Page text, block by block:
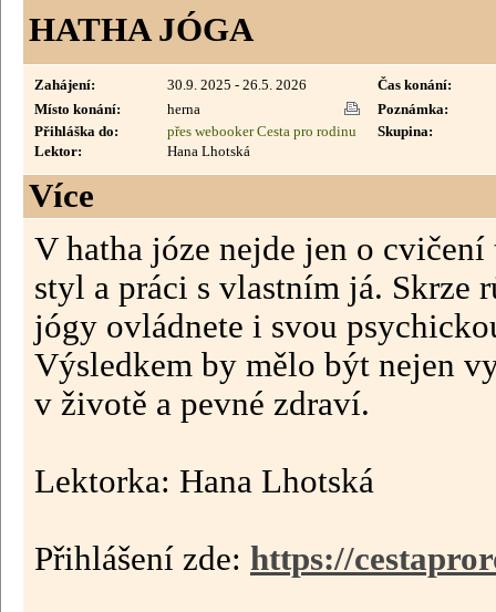
HATHA JÓGA
Zahájení: 30.9. 2025 - 26.5. 2026
Čas konání:
Místo konání:
herna
Poznámka:
Přihláška do:
přes webooker Cesta pro rodinu
Skupina:
Lektor:
Hana Lhotská
Více
V hatha józe nejde jen o
styl a práci s vlastním já. Skrze
jógy ovládnete i svou
Výsledkem by mělo být nejen
v životě a pevné zdraví.
Lektorka: Hana Lhotská
Přihlášení zde: https://